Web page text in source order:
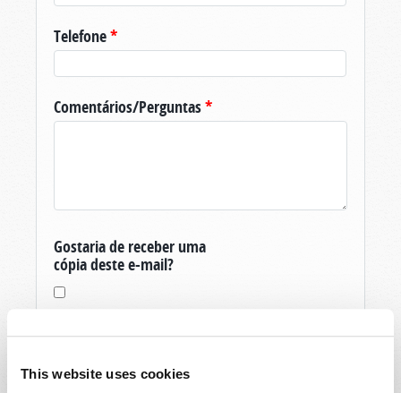
This website uses cookies
Telefone*
Comentários/Perguntas*
Gostaria de receber uma
cópia deste e-mail?